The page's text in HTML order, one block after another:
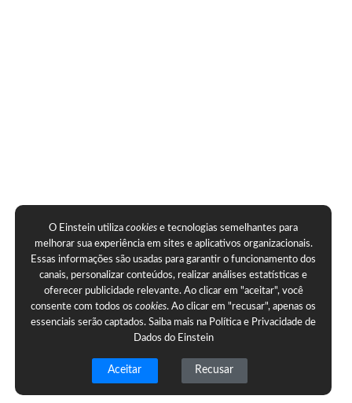
O Einstein utilizacookies e tecnologias semelhantes para
melhorar sua experiência em sites e aplicativos organizacionais.
Essas informações são usadas para garantir o funcionamento dos
canais, personalizar conteúdos, realizar análises estatísticas e
oferecer publicidade relevante. Ao clicar em "aceitar", você
consente com todos oscookies. Ao clicar em "recusar", apenas os
essenciais serão captados. Saiba mais na Política e Privacidade de
Dados do Einstein
Aceitar Recusar